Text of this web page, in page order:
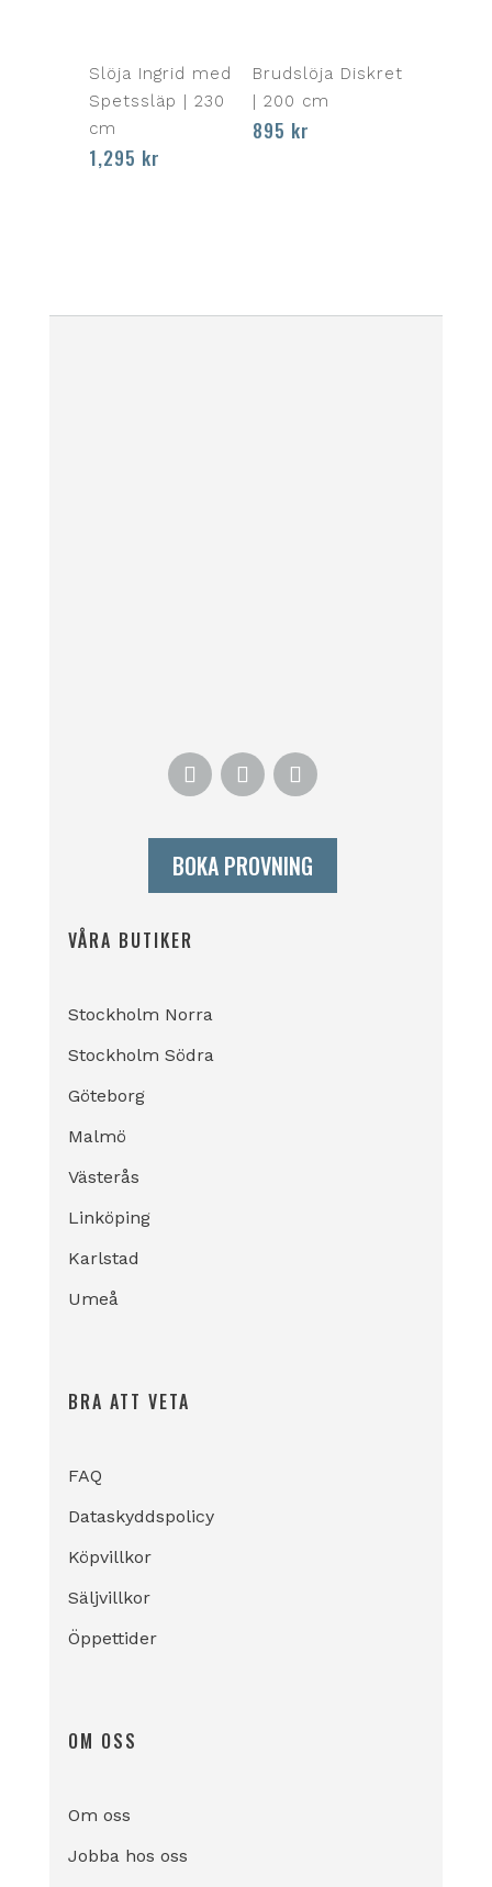
Slöja Ingrid med
Spetssläp | 230
cm
1,295 kr
Brudslöja Diskret
| 200 cm
895 kr
BOKA PROVNING
VÅRA BUTIKER
Stockholm Norra
Stockholm Södra
Göteborg
Malmö
Västerås
Linköping
Karlstad
Umeå
BRA ATT VETA
FAQ
Dataskyddspolicy
Köpvillkor
Säljvillkor
Öppettider
OM OSS
Om oss
Jobba hos oss